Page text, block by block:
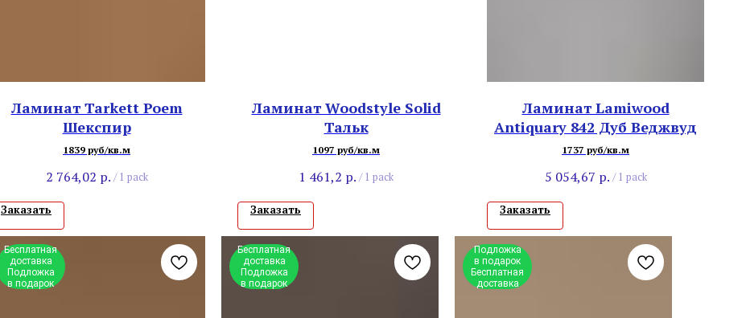
Ламинат Tarkett Poem
Шекспир
1839 руб/кв.м
2 764,02 р. / 1 pack
Заказать
Ламинат Woodstyle Solid
Тальк
1097 руб/кв.м
1 461,2 р. / 1 pack
Заказать
Ламинат Lamiwood
Antiquary 842 Дуб Веджвуд
1737 руб/кв.м
5 054,67 р. / 1 pack
Заказать
Бесплатная
доставка
Подложка
в подарок
Бесплатная
доставка
Подложка
в подарок
Подложка
в подарок
Бесплатная
доставка